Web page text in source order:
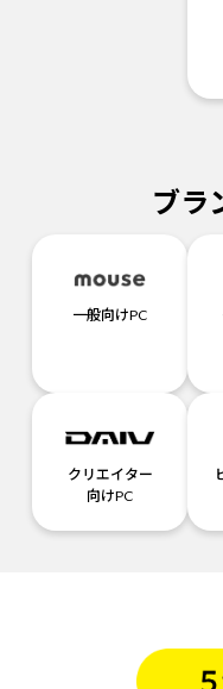
ブラ
一般向けPC
クリエイター
向けPC